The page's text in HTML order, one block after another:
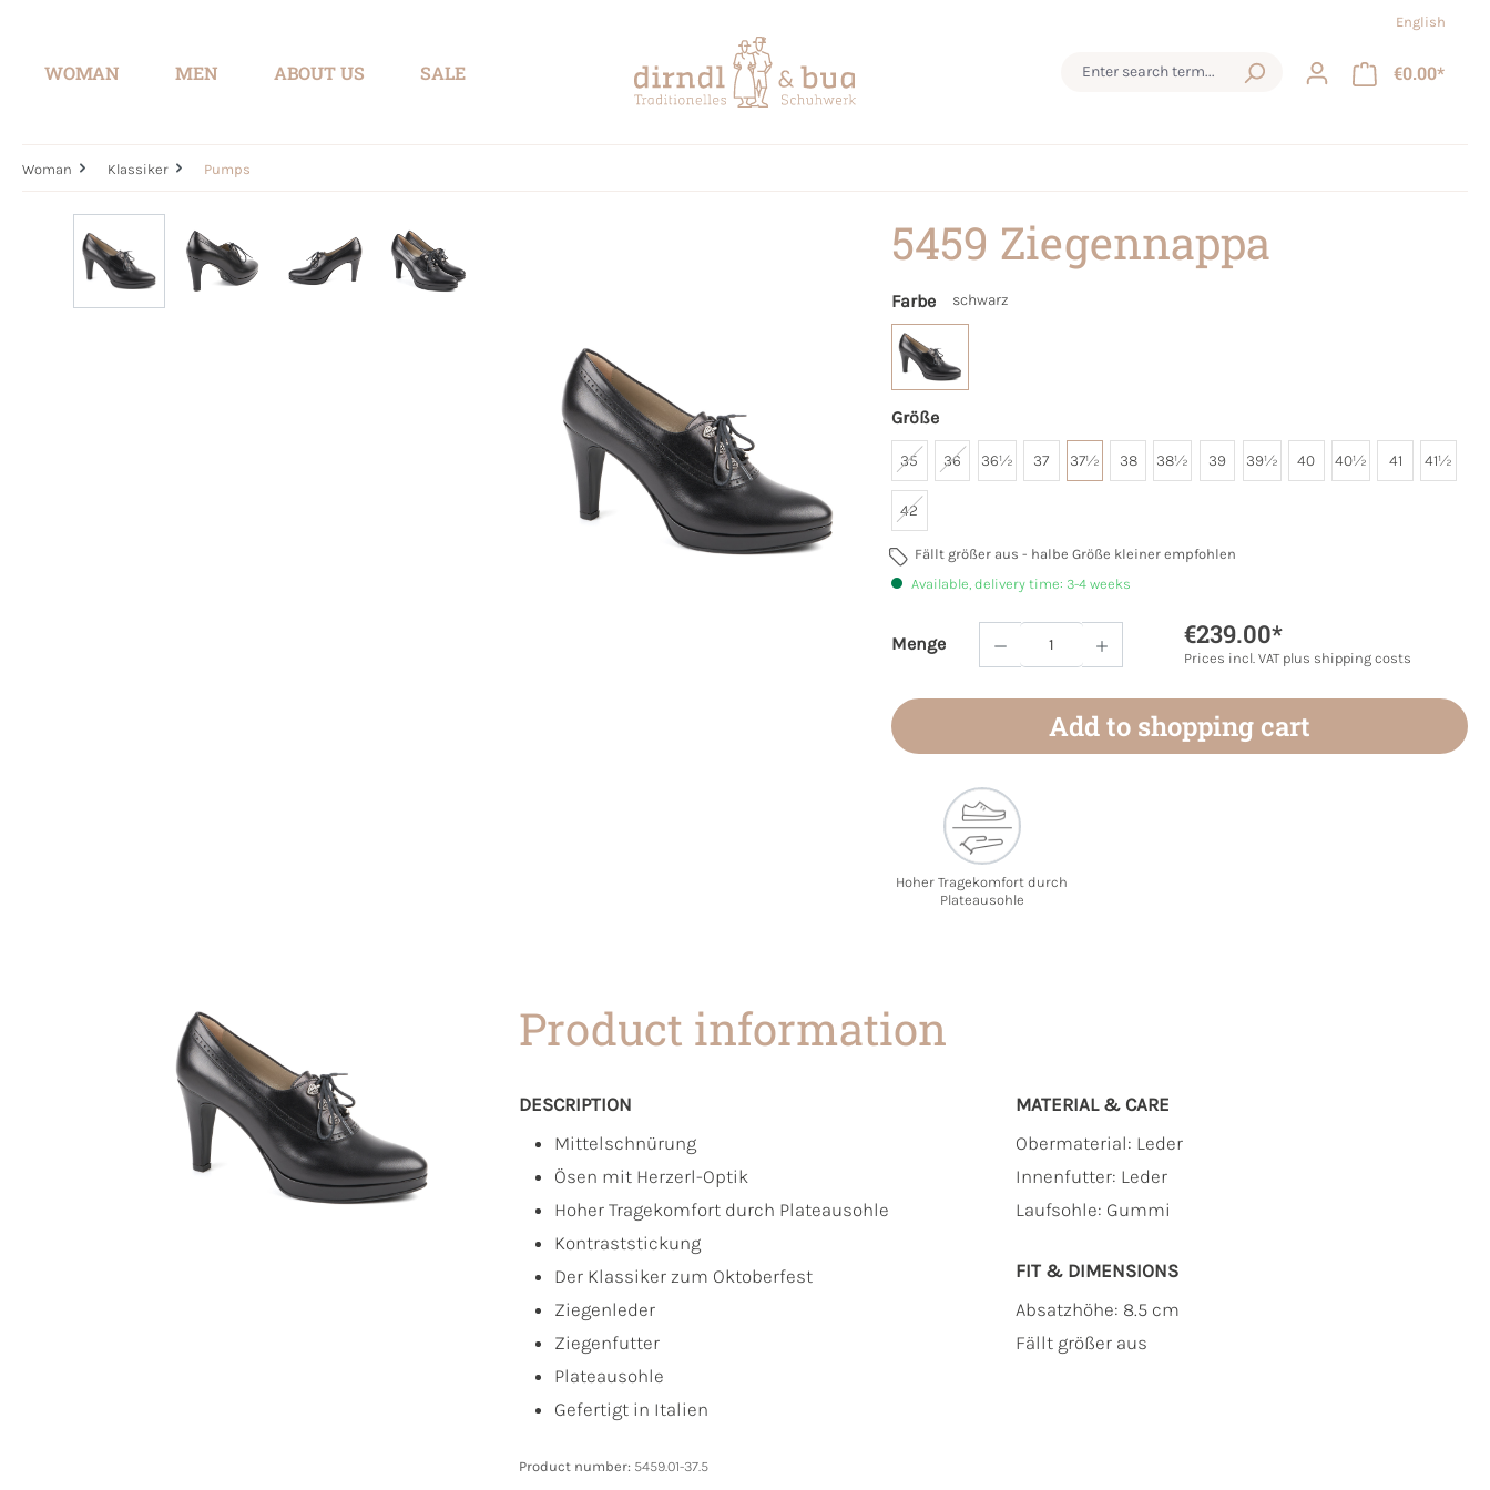
English
WOMAN MEN ABOUT US SALE €0.00*
Woman Klassiker Pumps
5459 Ziegennappa
Farbe schwarz
Größe
35 36 36½ 37 37½ 38 38½ 39 39½ 40 40½ 41 41½
42
Fällt größer aus - halbe Größe kleiner empfohlen
Available, delivery time: 3-4 weeks
Menge
Product Quantity: Enter the desired amount or
€239.00*
Prices incl. VAT plus shipping costs
Add to shopping cart
Hoher Tragekomfort durch
Plateausohle
Product information
DESCRIPTION
Mittelschnürung
Ösen mit Herzerl-Optik
Hoher Tragekomfort durch Plateausohle
Kontraststickung
Der Klassiker zum Oktoberfest
Ziegenleder
Ziegenfutter
Plateausohle
Gefertigt in Italien
MATERIAL & CARE
Obermaterial: Leder
Innenfutter: Leder
Laufsohle: Gummi
FIT & DIMENSIONS
Absatzhöhe: 8.5 cm
Fällt größer aus
Product number: 5459.01-37.5